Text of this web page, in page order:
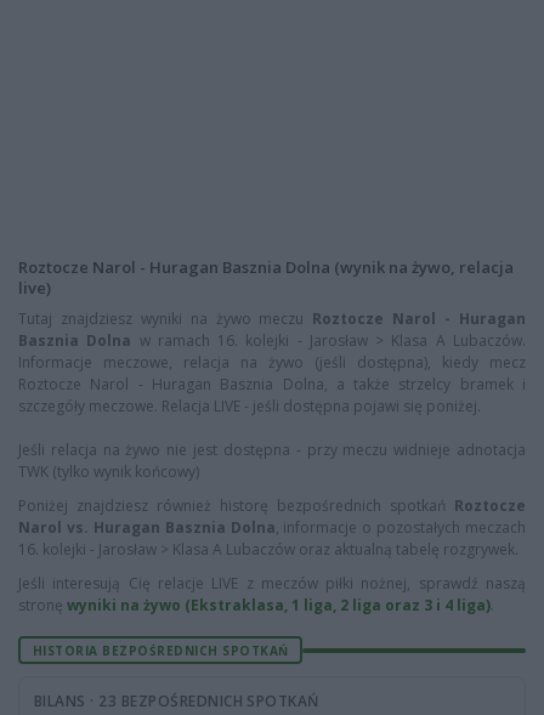
Roztocze Narol - Huragan Basznia Dolna (wynik na żywo, relacja
live)
Tutaj znajdziesz wyniki na żywo meczu Roztocze Narol - Huragan
Basznia Dolna w ramach 16. kolejki - Jarosław > Klasa A Lubaczów.
Informacje meczowe, relacja na żywo (jeśli dostępna), kiedy mecz
Roztocze Narol - Huragan Basznia Dolna, a także strzelcy bramek i
szczegóły meczowe. Relacja LIVE - jeśli dostępna pojawi się poniżej.
Jeśli relacja na żywo nie jest dostępna - przy meczu widnieje adnotacja
TWK (tylko wynik końcowy)
Poniżej znajdziesz również historę bezpośrednich spotkań Roztocze
Narol vs. Huragan Basznia Dolna, informacje o pozostałych meczach
16. kolejki - Jarosław > Klasa A Lubaczów oraz aktualną tabelę rozgrywek.
Jeśli interesują Cię relacje LIVE z meczów piłki nożnej, sprawdź naszą
stronę wyniki na żywo (Ekstraklasa, 1 liga, 2 liga oraz 3 i 4 liga).
HISTORIA BEZPOŚREDNICH SPOTKAŃ
BILANS · 23 BEZPOŚREDNICH SPOTKAŃ